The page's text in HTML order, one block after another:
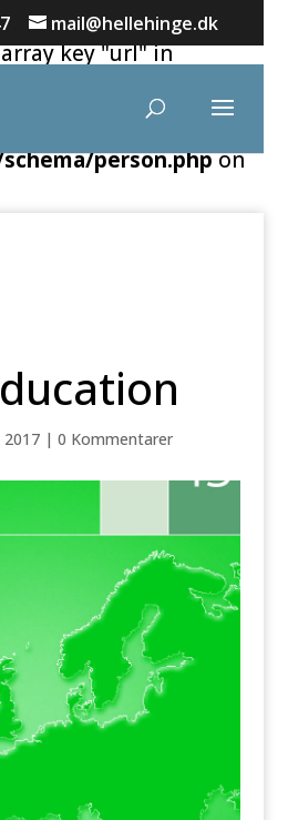
key "url" in
public_html/wp-
person.phpon
mail@hellehinge.dk
2017| 0 Kommentarer